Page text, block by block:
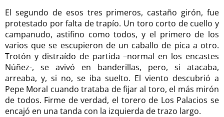
El segundo de esos tres primeros, castaño girón, fue
protestado por falta de trapío. Un toro corto de cuello y
campanudo, astifino como todos, y el primero de los
varios que se escupieron de un caballo de pica a otro.
Trotón y distraído de partida –normal en los encastes
Núñez-, se avivó en banderillas, pero, si atacaba,
arreaba, y, si no, se iba suelto. El viento descubrió a
Pepe Moral cuando trataba de fijar al toro, el más mirón
de todos. Firme de verdad, el torero de Los Palacios se
encajó en una tanda con la izquierda de trazo largo.